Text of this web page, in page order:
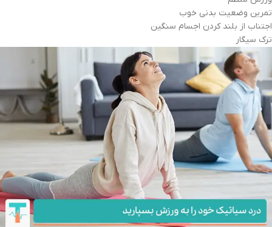
تمرین وضعیت بدنی خوب
اجتناب از بلند کردن اجسام سنگین
ترک سیگار